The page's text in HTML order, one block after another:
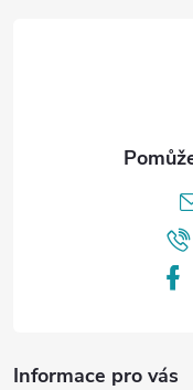
Informace pro vás